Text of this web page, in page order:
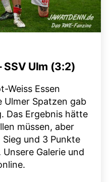
SSV Ulm (3:2)
Weiss Essen
Ulmer Spatzen gab
Das Ergebnis hätte
müssen, aber
und 3 Punkte
Galerie und